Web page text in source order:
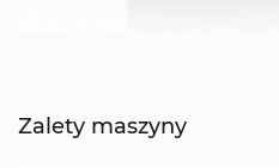
Zalety maszyny